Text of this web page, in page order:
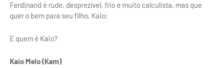
Ferdinand é rude, desprezível, frio e muito calculista, mas que
quer o bem para seu filho, Kaio:
E quem é Kaio?
Kaio Melo (Kam)